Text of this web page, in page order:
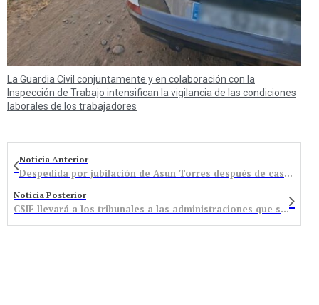
La Guardia Civil conjuntamente y en colaboración con la
Inspección de Trabajo intensifican la vigilancia de las condiciones
laborales de los trabajadores
Noticia Anterior
Despedida por jubilación de Asun Torres después de casi cuatro décadas en el Ayuntamiento de Bembibre
Noticia Posterior
CSIF llevará a los tribunales a las administraciones que superen el 8% de temporalidad